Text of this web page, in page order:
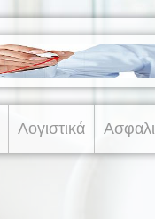
Λογιστικά